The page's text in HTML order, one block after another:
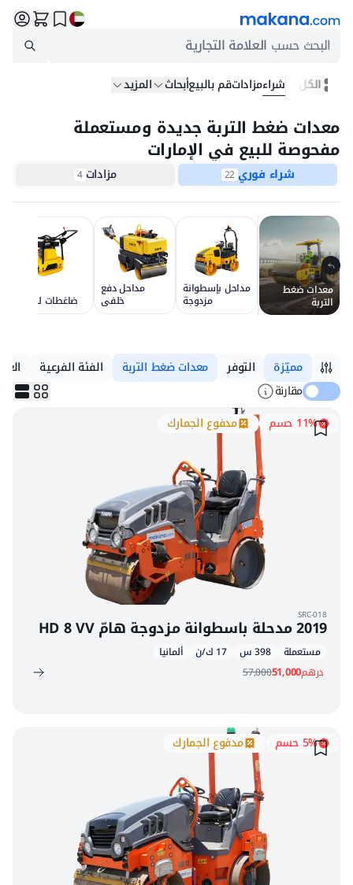
البحث حسب العلامة التجارية
الكل شراءمزاداتقم بالبيعأبحاث المزيد
معدات ضغط التربة جديدة ومستعملة
مفحوصة للبيع في الإمارات
شراء فوري 22 مزادات 4
معدات ضغط
التربة
مداحل بإسطوانة
مزدوجة
مداحل دفع
خلفي ضاغطات لوحية
مميّزة التوفر معدات ضغط التربة الفئة الفرعية
مقارنة
11% حسم
مدفوع الجمارك
SRC-018
2019 مدحلة باسطوانة مزدوجة هامّ HD 8 VV
مستعملة 398 س 17 ك/ن ألمانيا
درهم51,000
57,000
5% حسم مدفوع الجمارك